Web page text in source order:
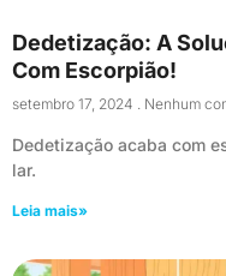
Dedetização: A
Com Escorpião!
setembro 17, 2024 Nenhum
Dedetização acaba com
lar.
Leia mais»